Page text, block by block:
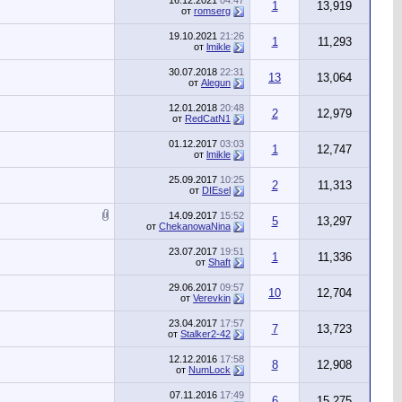
от romserg 1 13,919
19.10.2021 21:26
от lmikle 1 11,293
30.07.2018 22:31
от Alegun 13 13,064
12.01.2018 20:48
от RedCatN1 2 12,979
01.12.2017 03:03
от lmikle 1 12,747
25.09.2017 10:25
от DIEsel 2 11,313
14.09.2017 15:52
от ChekanowaNina 5 13,297
23.07.2017 19:51
от Shaft 1 11,336
29.06.2017 09:57
от Verevkin 10 12,704
23.04.2017 17:57
от Stalker2-42 7 13,723
12.12.2016 17:58
от NumLock 8 12,908
07.11.2016 17:49